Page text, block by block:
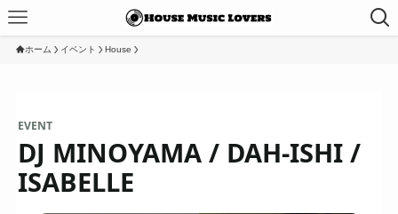
ホーム イベント House
EVENT
DJ MINOYAMA / DAH-ISHI /
ISABELLE